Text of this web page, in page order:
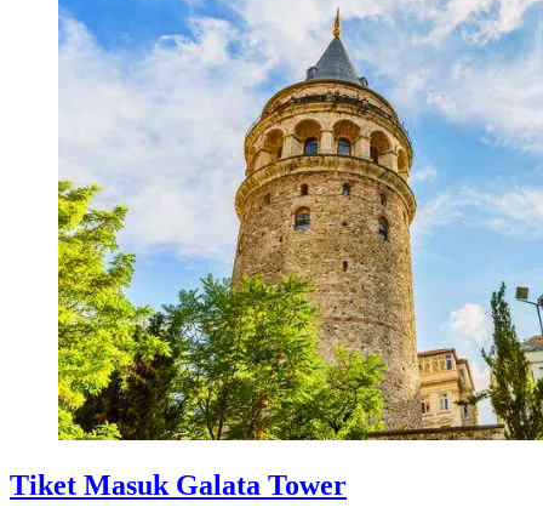
Tiket Masuk Galata Tower